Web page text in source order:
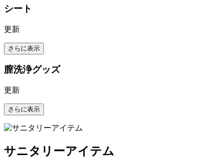
シート
更新
さらに表示
膣洗浄グッズ
更新
さらに表示
サニタリーアイテム